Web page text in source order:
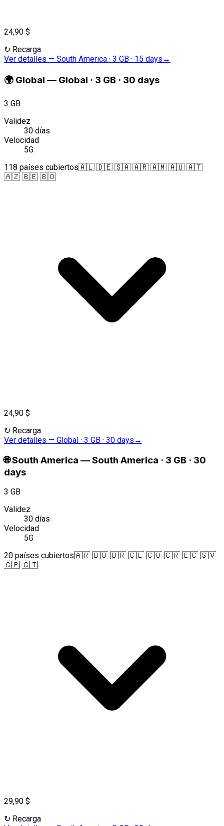
24,90 $
↻ Recarga
Ver detalles — South America · 3 GB · 15 days →
🌍 Global — Global · 3 GB · 30 days
3 GB
Validez
30 días
Velocidad
5G
118 países cubiertos🇦🇱 🇩🇪 🇸🇦 🇦🇷 🇦🇲 🇦🇺 🇦🇹
🇦🇿 🇧🇪 🇧🇴
24,90 $
↻ Recarga
Ver detalles — Global · 3 GB · 30 days →
🌐South America —South America · 3 GB · 30
days
3 GB
Validez
30 días
Velocidad
5G
20 países cubiertos🇦🇷 🇧🇴 🇧🇷 🇨🇱 🇨🇴 🇨🇷 🇪🇨 🇸🇻
🇬🇵 🇬🇹
29,90 $
↻ Recarga